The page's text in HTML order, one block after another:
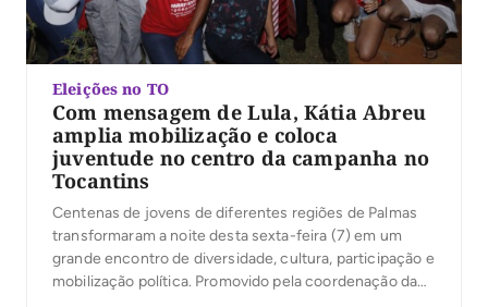
Eleições no TO
Com mensagem de Lula, Kátia Abreu
amplia mobilização e coloca
juventude no centro da campanha no
Tocantins
Centenas de jovens de diferentes regiões de Palmas
transformaram a noite desta sexta-feira (7) em um
grande encontro de diversidade, cultura, participação e
mobilização política. Promovido pela coordenação da